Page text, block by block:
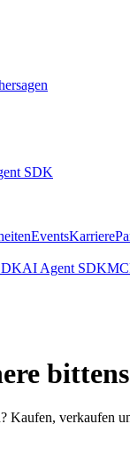
SDK
EventsKarriere
AI Agent SDK
Kaufen,